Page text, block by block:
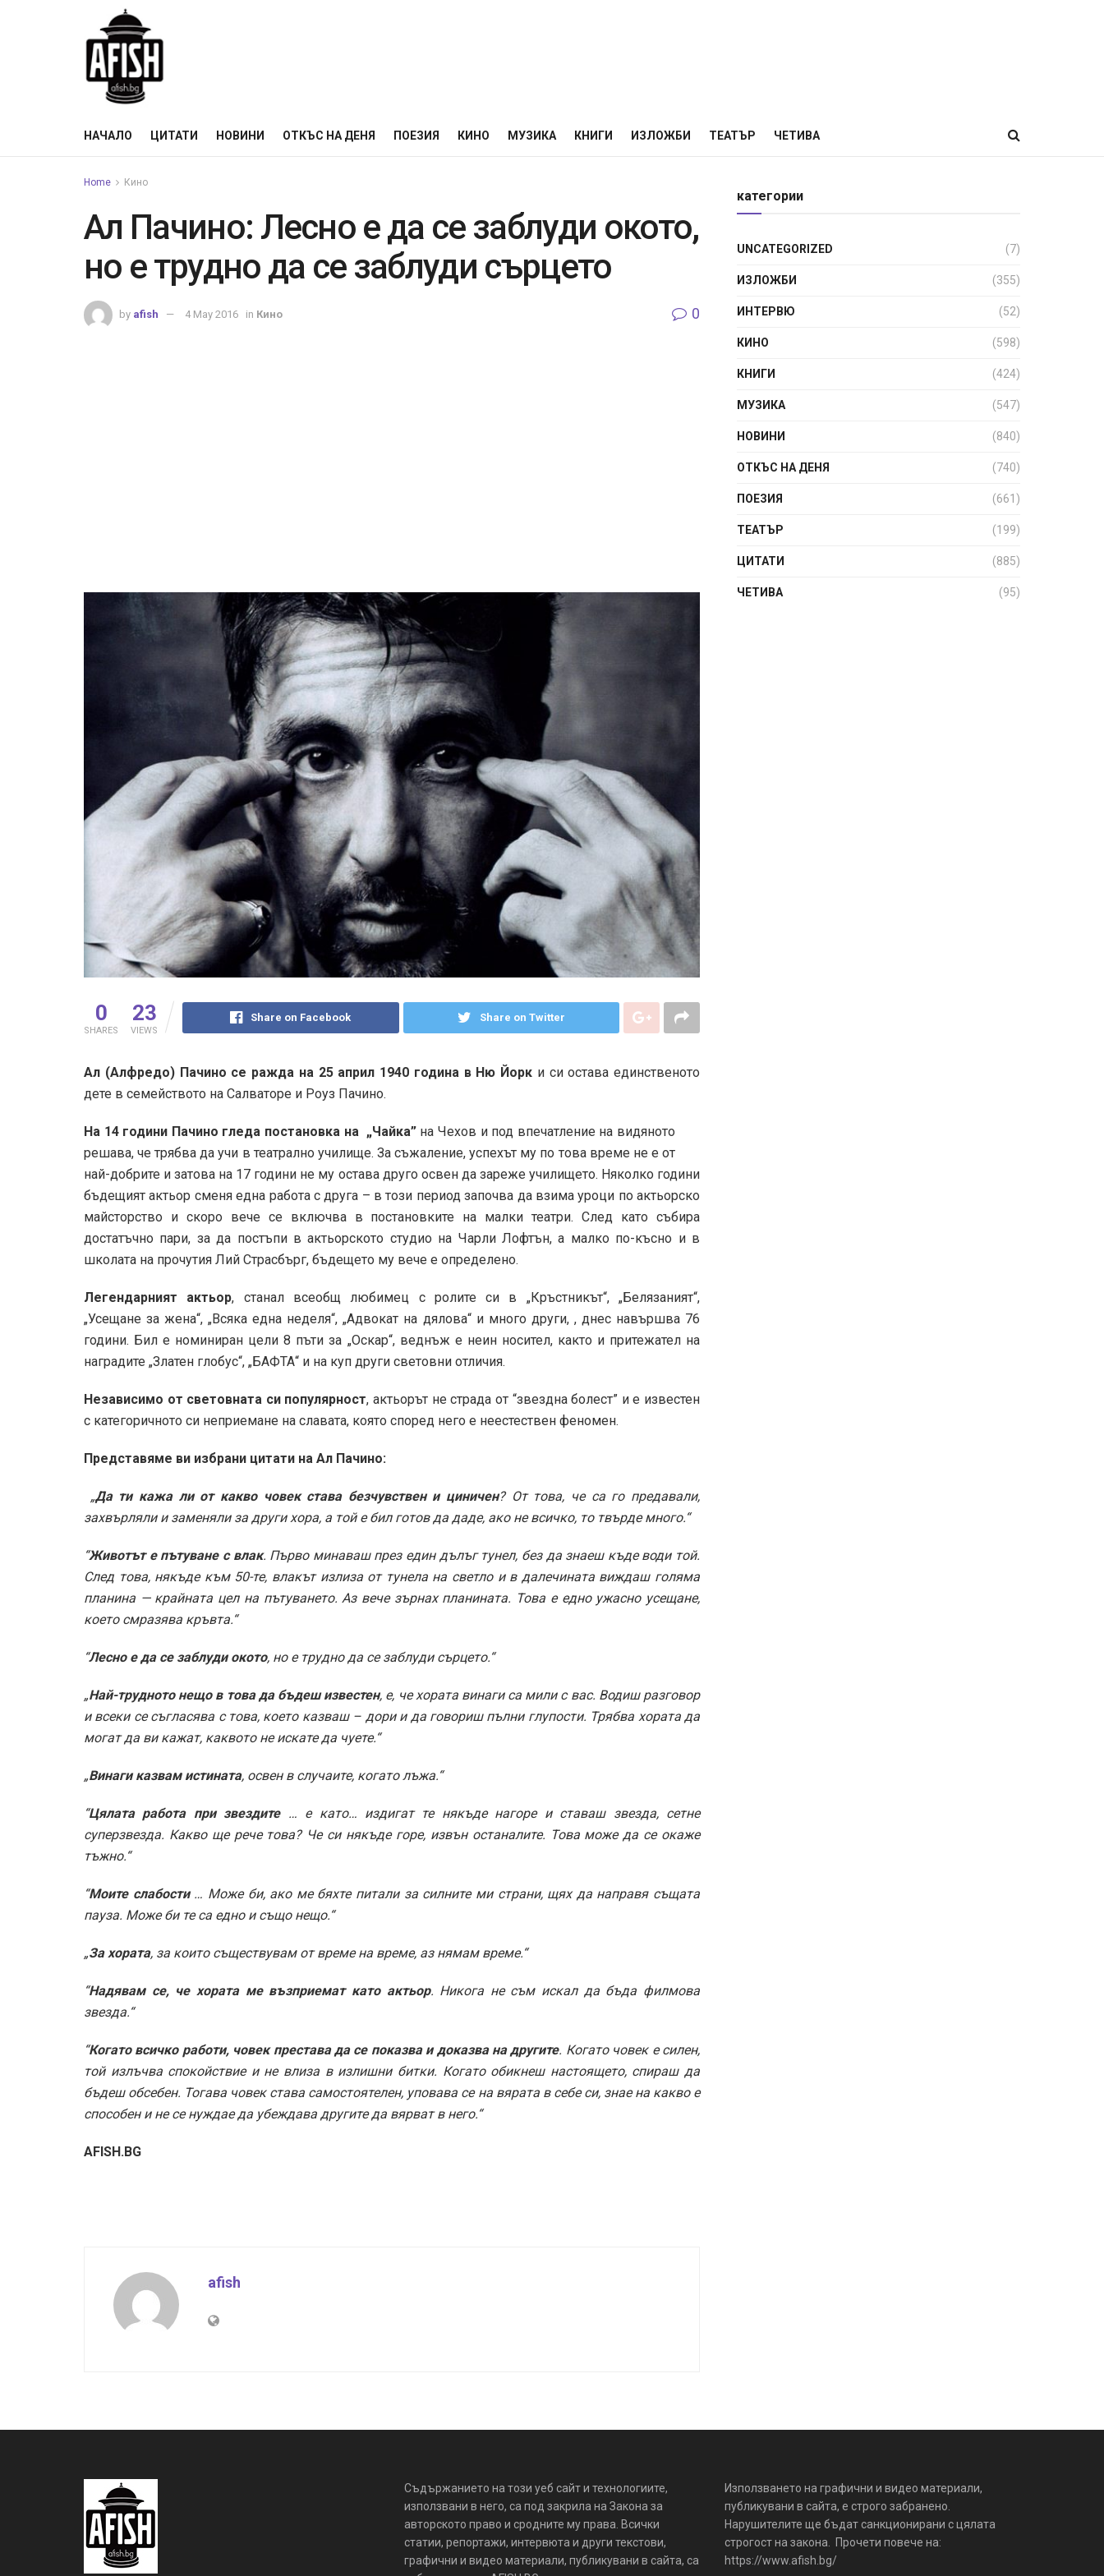
НАЧАЛО ЦИТАТИ НОВИНИ ОТКЪС НА ДЕНЯ ПОЕЗИЯ КИНО МУЗИКА КНИГИ ИЗЛОЖБИ ТЕАТЪР ЧЕТИВА
Home Кино
Ал Пачино: Лесно е да се заблуди окото,
но е трудно да се заблуди сърцето
by afish 4 May 2016 in Кино 0
0
SHARES
23
VIEWS
Share on Facebook Share on Twitter
Ал (Алфредо) Пачино се ражда на 25 април 1940 година в Ню Йорк и си остава единственото
дете в семейството на Салваторе и Роуз Пачино.
На 14 години Пачино гледа постановка на „Чайка”на Чехов и под впечатление на видяното
решава, че трябва да учи в театрално училище. За съжаление, успехът му по това време не е от
най-добрите и затова на 17 години не му остава друго освен да зареже училището. Няколко години
бъдещият актьор сменя една работа с друга – в този период започва да взима уроци по актьорско
майсторство и скоро вече се включва в постановките на малки театри. След като събира
достатъчно пари, за да постъпи в актьорското студио на Чарли Лофтън, а малко по-късно и в
школата на прочутия Лий Страсбърг, бъдещето му вече е определено.
Легендарният актьор, станал всеобщ любимец с ролите си в „Кръстникът“, „Белязаният“,
„Усещане за жена“, „Всяка една неделя“, „Адвокат на дялова“ и много други, , днес навършва 76
години. Бил е номиниран цели 8 пъти за „Оскар“, веднъж е неин носител, както и притежател на
наградите „Златен глобус“, „БАФТА“ и на куп други световни отличия.
Независимо от световната си популярност, актьорът не страда от “звездна болест” и е известен
с категоричното си неприемане на славата, която според него е неестествен феномен.
Представяме ви избрани цитати на Ал Пачино:
„Да ти кажа ли от какво човек става безчувствен и циничен? От това, че са го предавали,
захвърляли и заменяли за други хора, а той е бил готов да даде, ако не всичко, то твърде много.“
“Животът е пътуване с влак. Първо минаваш през един дълъг тунел, без да знаеш къде води той.
След това, някъде към 50-те, влакът излиза от тунела на светло и в далечината виждаш голяма
планина — крайната цел на пътуването. Аз вече зърнах планината. Това е едно ужасно усещане,
което смразява кръвта.“
“Лесно е да се заблуди окото, но е трудно да се заблуди сърцето.“
„Най-трудното нещо в това да бъдеш известен, е, че хората винаги са мили с вас. Водиш разговор
и всеки се съгласява с това, което казваш – дори и да говориш пълни глупости. Трябва хората да
могат да ви кажат, каквото не искате да чуете.“
„Винаги казвам истината, освен в случаите, когато лъжа.“
“Цялата работа при звездите… е като… издигат те някъде нагоре и ставаш звезда, сетне
суперзвезда. Какво ще рече това? Че си някъде горе, извън останалите. Това може да се окаже
тъжно.“
“Моите слабости… Може би, ако ме бяхте питали за силните ми страни, щях да направя същата
пауза. Може би те са едно и също нещо.“
„За хората, за които съществувам от време на време, аз нямам време.“
“Надявам се, че хората ме възприемат като актьор. Никога не съм искал да бъда филмова
звезда.“
“Когато всичко работи, човек престава да се показва и доказва на другите. Когато човек е силен,
той излъчва спокойствие и не влиза в излишни битки. Когато обикнеш настоящето, спираш да
бъдеш обсебен. Тогава човек става самостоятелен, уповава се на вярата в себе си, знае на какво е
способен и не се нуждае да убеждава другите да вярват в него.“
AFISH.BG
afish
категории
UNCATEGORIZED (7)
ИЗЛОЖБИ (355)
ИНТЕРВЮ (52)
КИНО (598)
КНИГИ (424)
МУЗИКА (547)
НОВИНИ (840)
ОТКЪС НА ДЕНЯ (740)
ПОЕЗИЯ (661)
ТЕАТЪР (199)
ЦИТАТИ (885)
ЧЕТИВА (95)
Съдържанието на този уеб сайт и технологиите,
използвани в него, са под закрила на Закона за
авторското право и сродните му права. Всички
статии, репортажи, интервюта и други текстови,
графични и видео материали, публикувани в сайта, са
Използването на графични и видео материали,
публикувани в сайта, е строго забранено.
Нарушителите ще бъдат санкционирани с цялата
строгост на закона. Прочети повече на:
https://www.afish.bg/